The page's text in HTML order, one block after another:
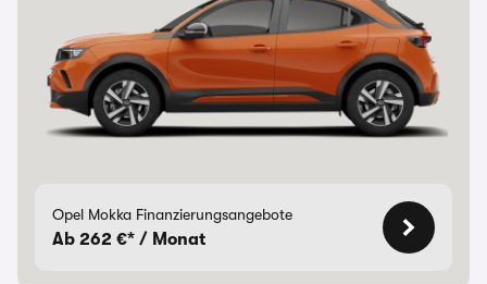
Opel Mokka Finanzierungsangebote
Ab 262 €* / Monat